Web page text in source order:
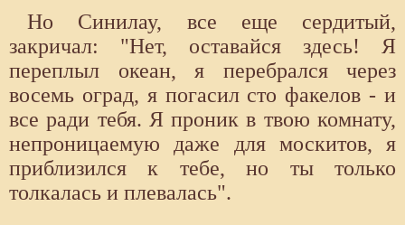
Но Синилау, все еще сердитый,
закричал: "Нет, оставайся здесь! Я
переплыл океан, я перебрался через
восемь оград, я погасил сто факелов - и
все ради тебя. Я проник в твою комнату,
непроницаемую даже для москитов, я
приблизился к тебе, но ты только
толкалась и плевалась".